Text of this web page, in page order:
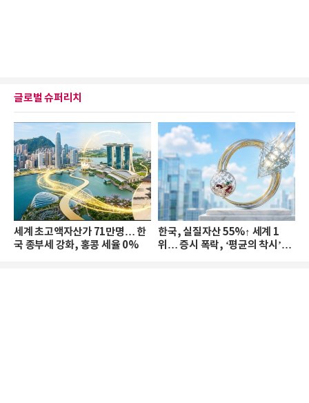
글로벌 슈퍼리치
세계 초고액자산가 71만명… 한
국 종부세 강화, 홍콩 세율 0%
한국, 실질자산 55%↑ 세계 1
위… 증시 폭락, ‘평균의 착시’와